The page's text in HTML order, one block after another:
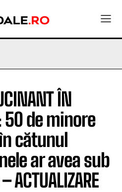
ÎN
50 de minore
în cătunul
ar avea sub
ACTUALIZARE